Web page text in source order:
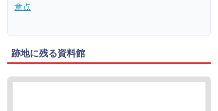
意点
跡地に残る資料館